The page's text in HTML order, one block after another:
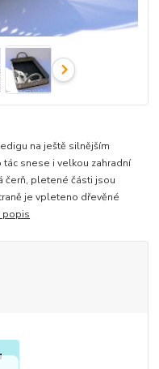
na ještě silnějším
snese i velkou zahradní
čerň, pletené části jsou
je vpleteno dřevěné
popis